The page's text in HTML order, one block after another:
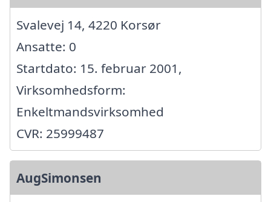
Svalevej 14, 4220 Korsør
Ansatte: 0
Startdato: 15. februar 2001,
Virksomhedsform:
Enkeltmandsvirksomhed
CVR: 25999487
AugSimonsen